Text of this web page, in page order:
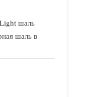
шаль
шаль в